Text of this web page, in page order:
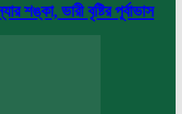
শঙ্কা, ভারী বৃষ্টির পূর্বাভাস